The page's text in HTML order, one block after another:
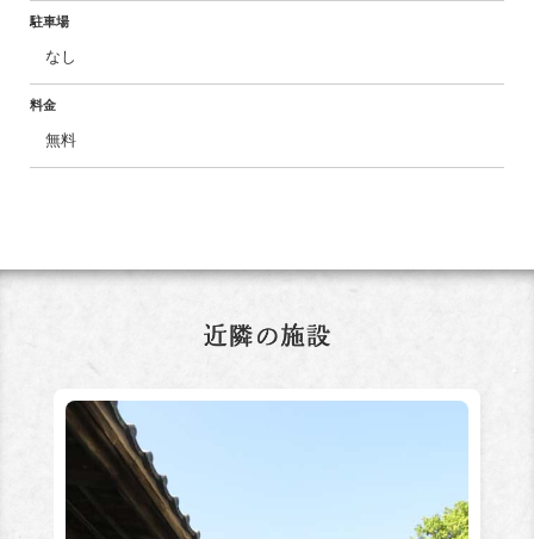
駐車場
なし
料金
無料